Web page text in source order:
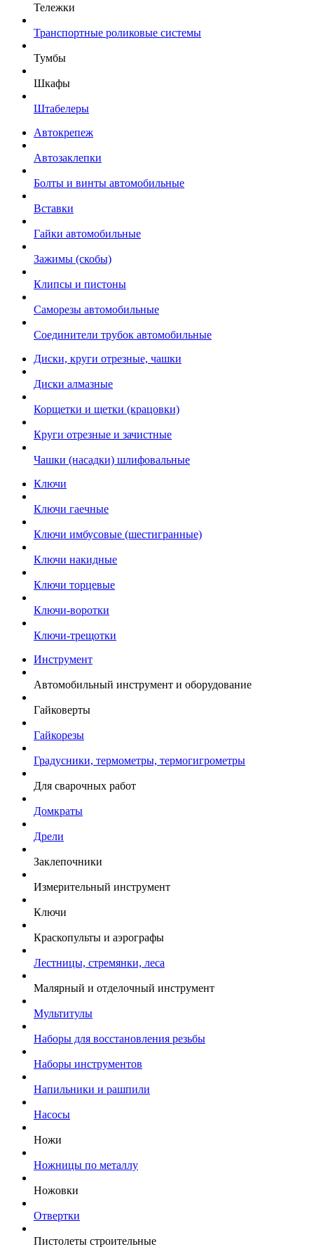
Тележки
Транспортные роликовые системы
Тумбы
Шкафы
Штабелеры
Автокрепеж
Автозаклепки
Болты и винты автомобильные
Вставки
Гайки автомобильные
Зажимы (скобы)
Клипсы и пистоны
Саморезы автомобильные
Соединители трубок автомобильные
Диски, круги отрезные, чашки
Диски алмазные
Корщетки и щетки (крацовки)
Круги отрезные и зачистные
Чашки (насадки) шлифовальные
Ключи
Ключи гаечные
Ключи имбусовые (шестигранные)
Ключи накидные
Ключи торцевые
Ключи-воротки
Ключи-трещотки
Инструмент
Автомобильный инструмент и оборудование
Гайковерты
Гайкорезы
Градусники, термометры, термогигрометры
Для сварочных работ
Домкраты
Дрели
Заклепочники
Измерительный инструмент
Ключи
Краскопульты и аэрографы
Лестницы, стремянки, леса
Малярный и отделочный инструмент
Мультитулы
Наборы для восстановления резьбы
Наборы инструментов
Напильники и рашпили
Насосы
Ножи
Ножницы по металлу
Ножовки
Отвертки
Пистолеты строительные